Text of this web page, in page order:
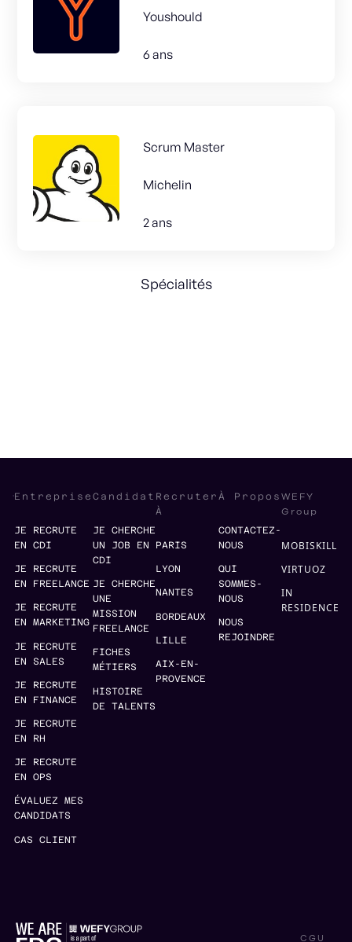
Youshould
6 ans
Scrum Master
Michelin
2 ans
Spécialités
Entreprise
JE RECRUTE
EN CDI
JE RECRUTE
EN FREELANCE
JE RECRUTE
EN MARKETING
JE RECRUTE
EN SALES
JE RECRUTE
EN FINANCE
JE RECRUTE
EN RH
JE RECRUTE
EN OPS
ÉVALUEZ MES
CANDIDATS
CAS CLIENT
Candidat
JE CHERCHE
UN JOB EN
CDI
JE CHERCHE
UNE
MISSION
FREELANCE
FICHES
MÉTIERS
HISTOIRE
DE TALENTS
Recruter
À
PARIS
LYON
NANTES
BORDEAUX
LILLE
AIX-EN-
PROVENCE
À Propos
CONTACTEZ-
NOUS
QUI
SOMMES-
NOUS
NOUS
REJOINDRE
WEFY
Group
MOBISKILL
VIRTUOZ
IN
RESIDENCE
CGU